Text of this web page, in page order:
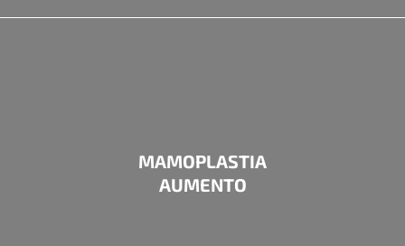
MAMOPLASTIA
AUMENTO